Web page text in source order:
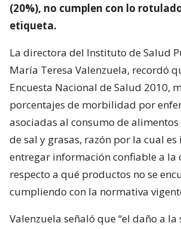
(20%), no cumplen con lo
etiqueta.
La directora del Instituto de Salud
María Teresa Valenzuela, recordó
Encuesta Nacional de Salud 2010,
porcentajes de morbilidad por
asociadas al consumo de alimentos
de sal y grasas, razón por la cual
entregar información confiable a la
respecto a qué productos no se
cumpliendo con la normativa
Valenzuela señaló que “el daño a